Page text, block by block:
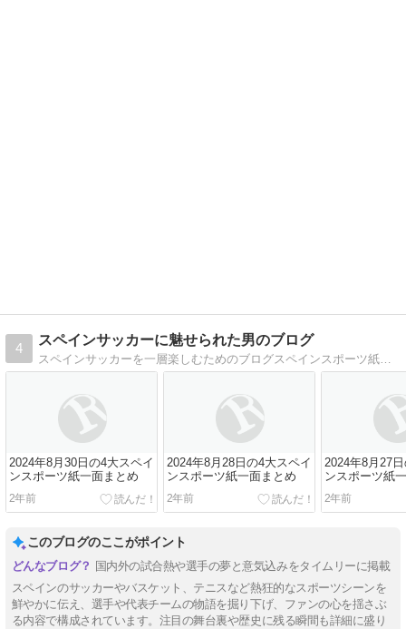
4
スペインサッカーに魅せられた男のブログ
スペインサッカーを一層楽しむためのブログスペインスポーツ紙一面の速報、リーガやスペイン代表の様々なデータを紹介中。
2024年8月30日の4大スペイ
ンスポーツ紙一面まとめ
2年前
2024年8月28日の4大スペイ
ンスポーツ紙一面まとめ
2年前
2024年8月27
ンスポーツ紙
2年前
このブログのここがポイント
国内外の試合熱や選手の夢と意気込みをタイムリーに掲載
スペインのサッカーやバスケット、テニスなど熱狂的なスポーツシーンを
鮮やかに伝え、選手や代表チームの物語を掘り下げ、ファンの心を揺さぶ
る内容で構成されています。注目の舞台裏や歴史に残る瞬間も詳細に盛り